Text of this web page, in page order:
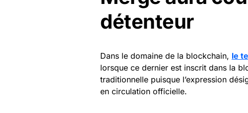
détenteur
Dans le domaine de la blockchain, le
lorsque ce dernier est inscrit dans la
traditionnelle puisque l’expression
en circulation officielle.